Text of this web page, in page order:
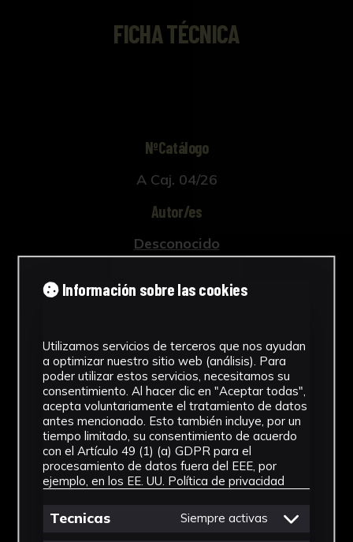
FICHA TÉCNICA
NºCatálogo
A Caj. 04/26
Autor/es
Desconocido
Cronología
SF
Fondo
Sin fondo
Descargar Ficha
Información sobre las cookies
Utilizamos servicios de terceros que nos ayudan
a optimizar nuestro sitio web (análisis). Para
poder utilizar estos servicios, necesitamos su
consentimiento. Al hacer clic en "Aceptar todas",
acepta voluntariamente el tratamiento de datos
antes mencionado. Esto también incluye, por un
tiempo limitado, su consentimiento de acuerdo
con el Artículo 49 (1) (a) GDPR para el
procesamiento de datos fuera del EEE, por
ejemplo, en los EE. UU. Política de privacidad
Tecnicas Siempre activas